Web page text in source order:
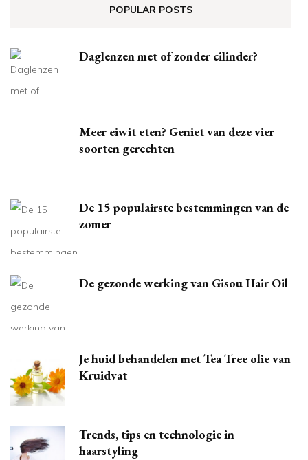
POPULAR POSTS
Daglenzen met of zonder cilinder?
Meer eiwit eten? Geniet van deze vier
soorten gerechten
De 15 populairste bestemmingen van de
zomer
De gezonde werking van Gisou Hair Oil
Je huid behandelen met Tea Tree olie van
Kruidvat
Trends, tips en technologie in
haarstyling